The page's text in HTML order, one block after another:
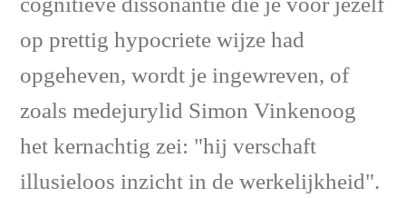
op prettig hypocriete wijze had
opgeheven, wordt je ingewreven, of
zoals medejurylid Simon Vinkenoog
het kernachtig zei: "hij verschaft
illusieloos inzicht in de werkelijkheid".